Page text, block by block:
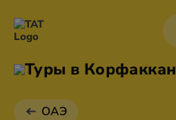
Туры в Корфаккан
ОАЭ